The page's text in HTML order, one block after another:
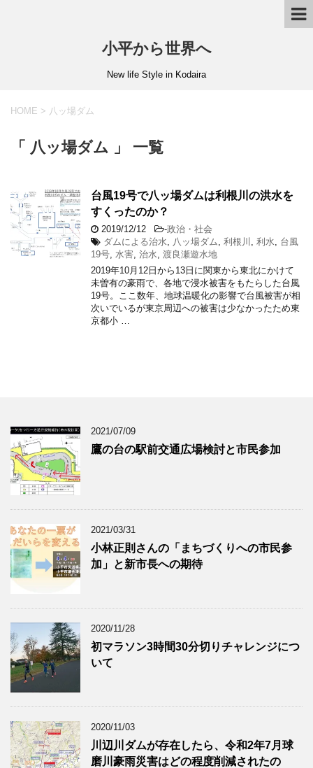
小平から世界へ
New life Style in Kodaira
HOME > 八ッ場ダム
「 八ッ場ダム 」 一覧
台風19号で八ッ場ダムは利根川の洪水を
すくったのか？
2019/12/12 -政治・社会
ダムによる治水
八ッ場ダム 利根川 利水
台風
19号 水害 治水 渡良瀬遊水地
2019年10月12日から13日に関東から東北にかけて
未曽有の豪雨で、各地で浸水被害をもたらした台風
19号。ここ数年、地球温暖化の影響で台風被害が相
次いでいるが東京周辺への被害は少なかったため東
京都小 …
2021/07/09
鷹の台の駅前交通広場検討と市民参加
2021/03/31
小林正則さんの「まちづくりへの市民参
加」と新市長への期待
2020/11/28
初マラソン3時間30分切りチャレンジにつ
いて
2020/11/03
川辺川ダムが存在したら、令和2年7月球
磨川豪雨災害はどの程度削減されたの